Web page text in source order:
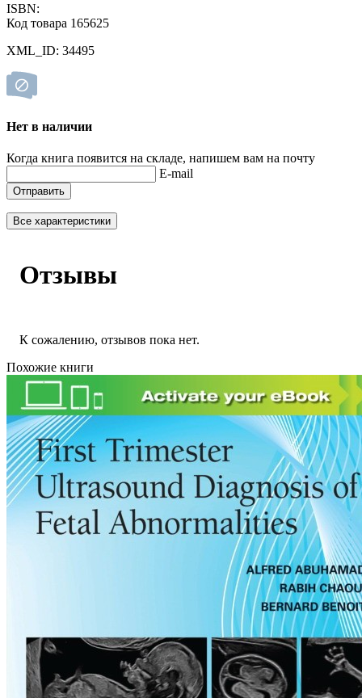
ISBN:
Код товара 165625
XML_ID: 34495
Нет в наличии
Когда книга появится на складе, напишем вам на почту
E-mail
Отправить
Все характеристики
Отзывы
К сожалению, отзывов пока нет.
Похожие книги